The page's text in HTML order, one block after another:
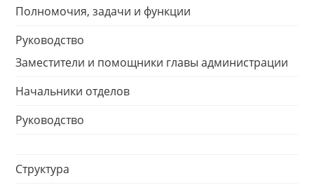
Полномочия, задачи и функции
Руководство
Заместители и помощники главы администрации
Начальники отделов
Руководство
Структура